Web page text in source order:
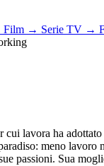
Film → Serie TV →
cui lavora ha
meno lavoro
passioni. Sua